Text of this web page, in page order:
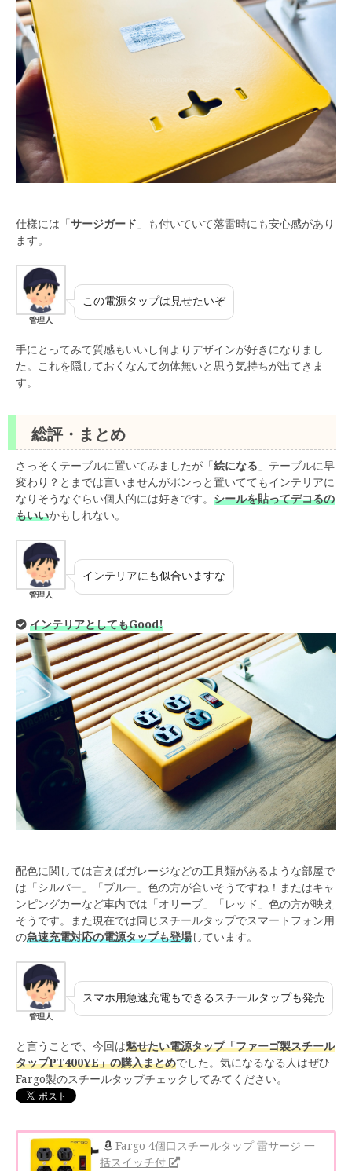
仕様には「サージガード 」も付いていて落雷時にも安心感があり
ます。
管理人
この電源タップは見せたいぞ
手にとってみて質感もいいし何よりデザインが好きになりまし
た。これを隠しておくなんて勿体無いと思う気持ちが出てきま
す。
総評・まとめ
さっそくテーブルに置いてみましたが「絵になる 」テーブルに早
変わり？とまでは言いませんがポンっと置いててもインテリアに
なりそうなぐらい個人的には好きです。 シールを貼ってデコるの
もいいかもしれない。
管理人
インテリアにも似合いますな
インテリアとしてもGood!
配色に関しては言えばガレージなどの工具類があるような部屋で
は「シルバー」「ブルー」色の方が合いそうですね！またはキャ
ンピングカーなど車内では「オリーブ」「レッド」色の方が映え
そうです。また現在では同じスチールタップでスマートフォン用
の急速充電対応の電源タップも登場しています。
管理人
スマホ用急速充電もできるスチールタップも発売
と言うことで、今回は魅せたい電源タップ「ファーゴ製スチール
タップPT400YE」の購入まとめでした。気になるなる人はぜひ
Fargo製のスチールタップチェックしてみてください。
Fargo 4個口スチールタップ 雷サージ 一
括スイッチ付